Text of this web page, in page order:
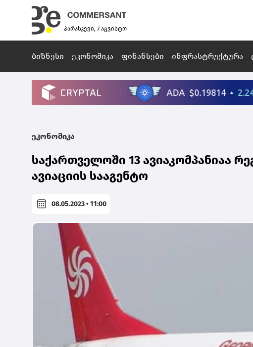
პარასკევი, 7 აგვისტო
ბიზნესი ეკონომიკა ფინანსები ინფრასტრუქტურა
ეკონომიკა
საქართველოში 13 ავიაკომპანიაა
ავიაციის სააგენტო
08.05.2023 • 11:00